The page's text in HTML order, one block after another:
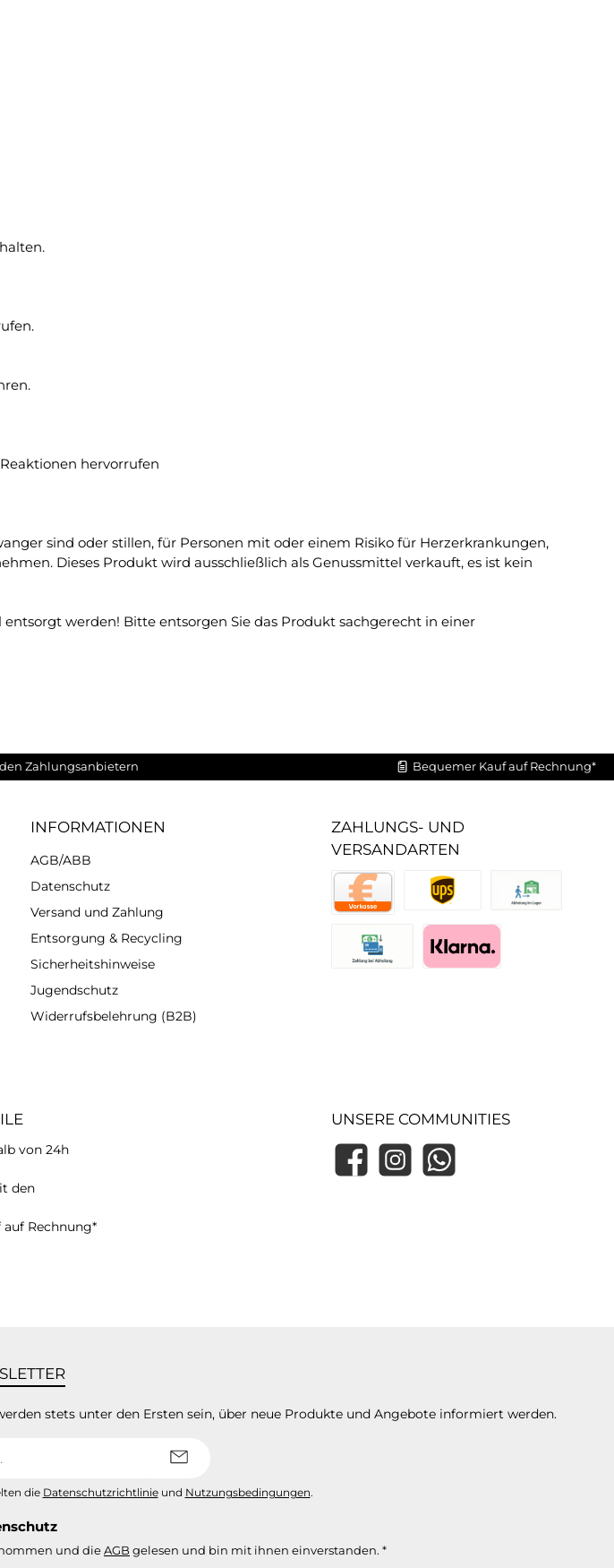
hervorrufen
sind oder stillen, für Personen mit oder einem Risiko für Herzerkrankungen,
Dieses Produkt wird ausschließlich als Genussmittel verkauft, es ist kein
werden! Bitte entsorgen Sie das Produkt sachgerecht in einer
Zahlungsanbietern Bequemer Kauf auf Rechnung*
INFORMATIONEN
AGB/ABB
Datenschutz
Versand und Zahlung
Entsorgung & Recycling
Sicherheitshinweise
Jugendschutz
Widerrufsbelehrung (B2B)
ZAHLUNGS- UND
VERSANDARTEN
von 24h
den
Rechnung*
UNSERE COMMUNITIES
FacebookInstagramWhatsApp
stets unter den Ersten sein, über neue Produkte und Angebote informiert werden.
die Datenschutzrichtlinieund Nutzungsbedingungen.
und dieAGB gelesen und bin mit ihnen einverstanden. *